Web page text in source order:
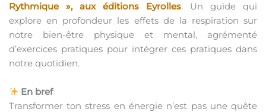
Rythmique », aux éditions Eyrolles. Un guide qui
explore en profondeur les effets de la respiration sur
notre bien-être physique et mental, agrémenté
d’exercices pratiques pour intégrer ces pratiques dans
notre quotidien.
En bref
Transformer ton stress en énergie n’est pas une quête